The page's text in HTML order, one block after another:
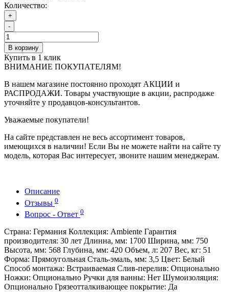
Количество:
+
-
В корзину
Купить в 1 клик
ВНИМАНИЕ ПОКУПАТЕЛЯМ!
В нашем магазине постоянно проходят АКЦИИ и
РАСПРОДАЖИ. Товары участвующие в акции, распродаже
уточняйте у продавцов-консультантов.
Уважаемые покупатели!
На сайте представлен не весь ассортимент товаров,
имеющихся в наличии! Если Вы не можете найти на сайте ту
модель, которая Вас интересует, звоните нашим менеджерам.
Описание
Отзывы 0
Вопрос - Ответ 0
Страна: Германия Коллекция: Ambiente Гарантия
производителя: 30 лет Длинна, мм: 1700 Ширина, мм: 750
Высота, мм: 568 Глубина, мм: 420 Объем, л: 207 Вес, кг: 51
Форма: Прямоугольная Сталь-эмаль, мм: 3,5 Цвет: Белый
Способ монтажа: Встраиваемая Слив-перелив: Опционально
Ножки: Опционально Ручки для ванны: Нет Шумоизоляция:
Опционально Грязеотталкивающее покрытие: Да